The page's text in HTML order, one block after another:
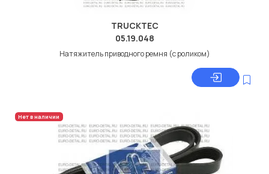
TRUCKTEC
05.19.048
Натяжитель приводного ремня (с роликом)
Нет в наличии